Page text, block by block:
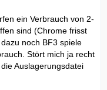
ein Verbrauch von 2-
sind (Chrome frisst
noch BF3 spiele
Stört mich ja recht
Auslagerungsdatei